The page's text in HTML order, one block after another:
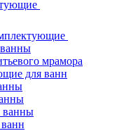
мрамора
для ванн
ванны